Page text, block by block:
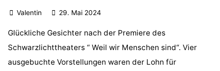
Valentin 29. Mai 2024
Glückliche Gesichter nach der Premiere des
Schwarzlichttheaters “ Weil wir Menschen sind“. Vier
ausgebuchte Vorstellungen waren der Lohn für